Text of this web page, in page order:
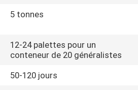
5 tonnes
12-24 palettes pour un
conteneur de 20 généralistes
50-120 jours